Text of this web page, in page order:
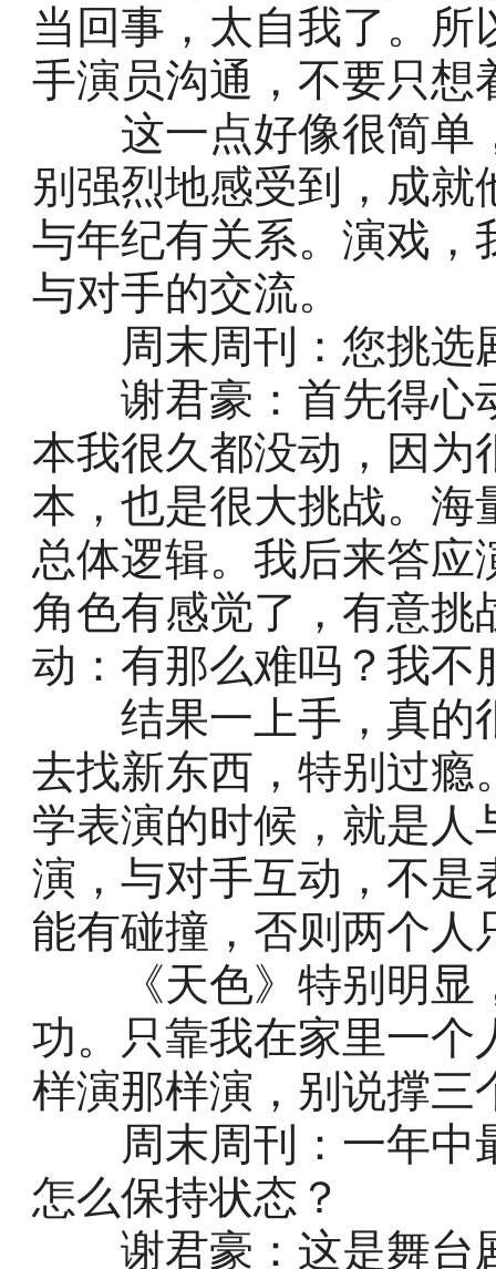
当回事，太自我了。
手演员沟通，不要只想
这一点好像很简单
别强烈地感受到，成
与年纪有关系。演戏，
与对手的交流。
周末周刊：您挑选
谢君豪：首先得心
本我很久都没动，因为
本，也是很大挑战。海
总体逻辑。我后来答应
角色有感觉了，有意挑
动：有那么难吗？我不
结果一上手，真的
去找新东西，特别过瘾
学表演的时候，就是人
演，与对手互动，不是
能有碰撞，否则两个人
《天色》特别明显
功。只靠我在家里一个
样演那样演，别说撑三
周末周刊：一年中
怎么保持状态？
谢君豪：这是舞台